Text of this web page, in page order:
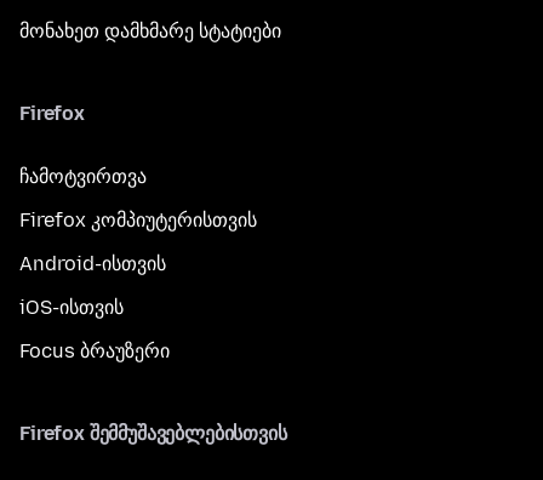
მონახეთ დამხმარე სტატიები
Firefox
ჩამოტვირთვა
Firefox კომპიუტერისთვის
Android-ისთვის
iOS-ისთვის
Focus ბრაუზერი
Firefox შემმუშავებლებისთვის